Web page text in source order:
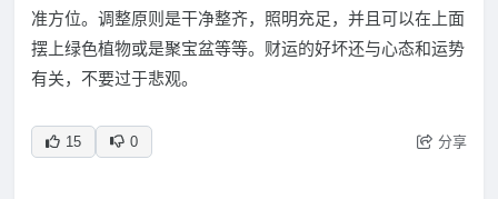
准方位。调整原则是干净整齐，照明充足，并且可以在上面
摆上绿色植物或是聚宝盆等等。财运的好坏还与心态和运势
有关，不要过于悲观。
15 0 分享